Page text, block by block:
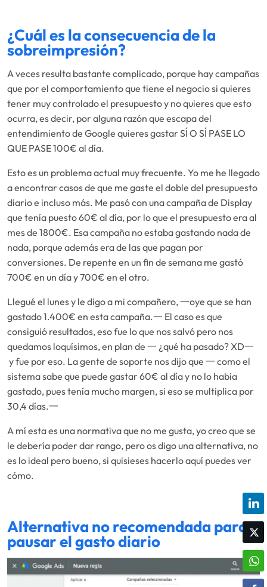
¿Cuál es la consecuencia de la
sobreimpresión?
A veces resulta bastante complicado, porque hay campañas
que por el comportamiento que tiene el negocio si quieres
tener muy controlado el presupuesto y no quieres que esto
ocurra, es decir, por alguna razón que escapa del
entendimiento de Google quieres gastar SÍ O SÍ PASE LO
QUE PASE 100€ al día.
Esto es un problema actual muy frecuente. Yo me he llegado
a encontrar casos de que me gaste el doble del presupuesto
diario e incluso más. Me pasó con una campaña de Display
que tenía puesto 60€ al día, por lo que el presupuesto era al
mes de 1800€. Esa campaña no estaba gastando nada de
nada, porque además era de las que pagan por
conversiones. De repente en un fin de semana me gastó
700€ en un día y 700€ en el otro.
Llegué el lunes y le digo a mi compañero,一oye que se han
gastado 1.400€ en esta campaña.一 El caso es que
consiguió resultados, eso fue lo que nos salvó pero nos
quedamos loquísimos, en plan de 一 ¿qué ha pasado? XD一
y fue por eso. La gente de soporte nos dijo que 一 como el
sistema sabe que puede gastar 60€ al día y no lo había
gastado, pues tenía mucho margen, si eso se multiplica por
30,4 días.一
A mí esta es una normativa que no me gusta, yo creo que se
le debería poder dar rango, pero os digo una alternativa, no
es lo ideal pero bueno, si quisieses hacerlo aquí puedes ver
cómo.
Alternativa no recomendada para
pausar el gasto diario